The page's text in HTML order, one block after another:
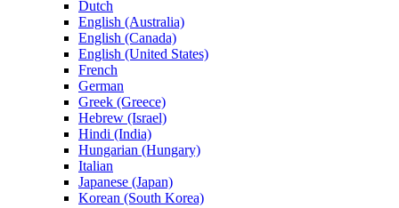
Dutch
English (Australia)
English (Canada)
English (United States)
French
German
Greek (Greece)
Hebrew (Israel)
Hindi (India)
Hungarian (Hungary)
Italian
Japanese (Japan)
Korean (South Korea)